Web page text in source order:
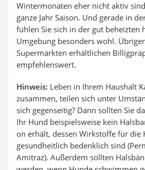
Wintermonaten eher nicht aktiv
ganze Jahr Saison. Und gerade in
fühlen Sie sich in der gut beheizten
Umgebung besonders wohl.
Supermärkten erhältlichen
empfehlenswert.
Hinweis: Leben in Ihrem Haushalt
zusammen, teilen sich unter
sich gegenseitig? Dann sollten Sie
Ihr Hund beispielsweise kein
on erhält, dessen Wirkstoffe für die
gesundheitlich bedenklich sind
Amitraz). Außerdem sollten